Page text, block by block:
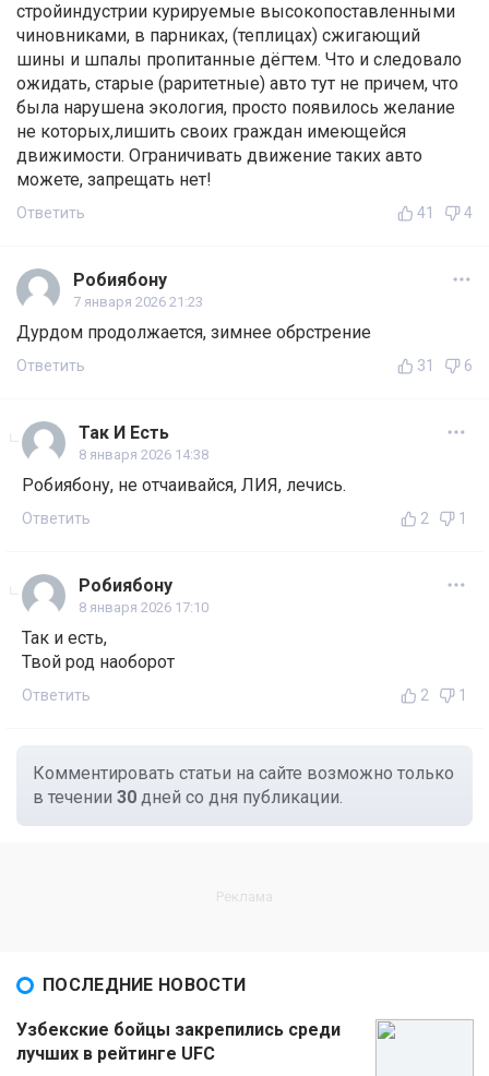
стройиндустрии курируемые высокопоставленными
чиновниками, в парниках, (теплицах) сжигающий
шины и шпалы пропитанные дёгтем. Что и следовало
ожидать, старые (раритетные) авто тут не причем, что
была нарушена экология, просто появилось желание
не которых,лишить своих граждан имеющейся
движимости. Ограничивать движение таких авто
можете, запрещать нет!
Ответить 41 4
Робиябону
7 января 2026 21:23
Дурдом продолжается, зимнее обрстрение
Ответить 31 6
Так И Есть
8 января 2026 14:38
Робиябону, не отчаивайся, ЛИЯ, лечись.
Ответить 2 1
Робиябону
8 января 2026 17:10
Так и есть,
Твой род наоборот
Ответить 2 1
Комментировать статьи на сайте возможно только
в течении 30 дней со дня публикации.
ПОСЛЕДНИЕ НОВОСТИ
Узбекские бойцы закрепились среди
лучших в рейтинге UFC